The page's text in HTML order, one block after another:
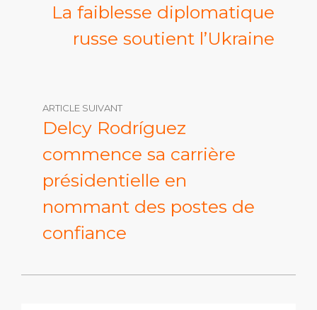
La faiblesse diplomatique
russe soutient l’Ukraine
ARTICLE SUIVANT
Delcy Rodríguez
commence sa carrière
présidentielle en
nommant des postes de
confiance